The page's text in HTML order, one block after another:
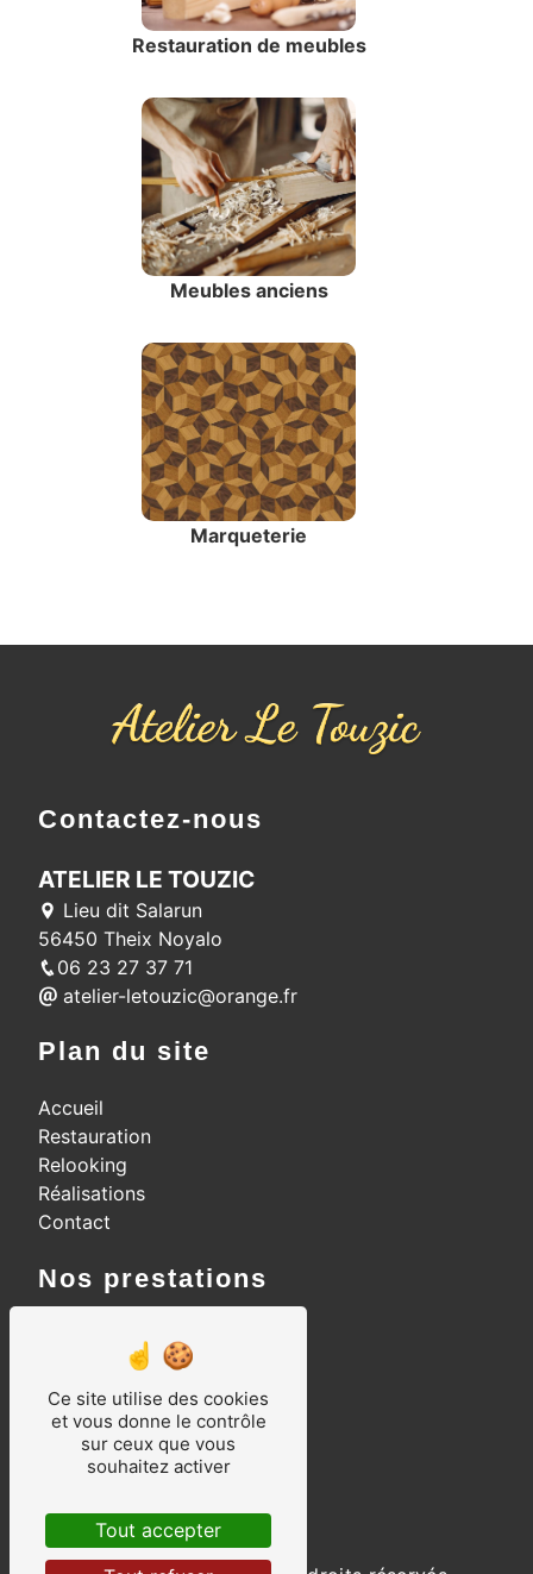
Restauration de meubles
Meubles anciens
Marqueterie
Contactez-nous
ATELIER LE TOUZIC
Lieu dit Salarun
56450 Theix Noyalo
06 23 27 37 71
atelier-letouzic@orange.fr
Plan du site
Accueil
Restauration
Relooking
Réalisations
Contact
Nos prestations
Relooking meubles
Vernissage au tampon
Ebéniste d'art
Restauration de meubles
Meubles anciens
Marqueterie
Ce site utilise des cookies
et vous donne le contrôle
sur ceux que vous
souhaitez activer
Tout accepter